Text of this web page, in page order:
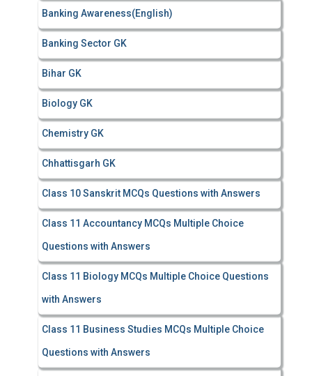
Banking Awareness(English)
Banking Sector GK
Bihar GK
Biology GK
Chemistry GK
Chhattisgarh GK
Class 10 Sanskrit MCQs Questions with Answers
Class 11 Accountancy MCQs Multiple Choice
Questions with Answers
Class 11 Biology MCQs Multiple Choice Questions
with Answers
Class 11 Business Studies MCQs Multiple Choice
Questions with Answers